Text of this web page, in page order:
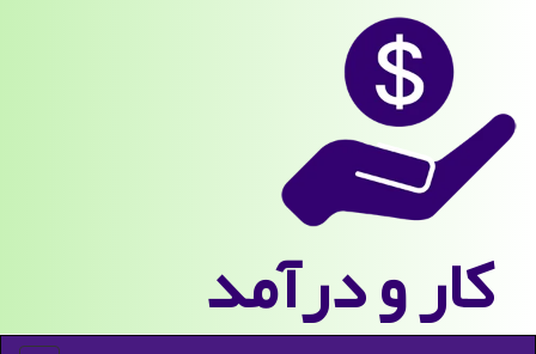
كار و درآمد